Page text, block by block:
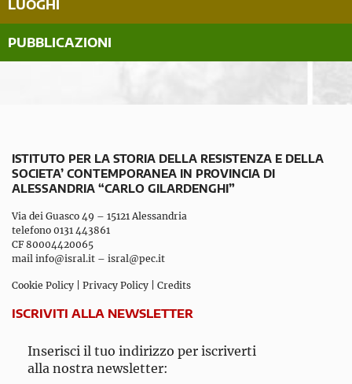
LUOGHI
PUBBLICAZIONI
ISTITUTO PER LA STORIA DELLA RESISTENZA E DELLA
SOCIETA’ CONTEMPORANEA IN PROVINCIA DI
ALESSANDRIA “CARLO GILARDENGHI”
Via dei Guasco 49 – 15121 Alessandria
telefono 0131 443861
CF 80004420065
mail info@isral.it – isral@pec.it
Cookie Policy Privacy Policy Credits
ISCRIVITI ALLA NEWSLETTER
Inserisci il tuo indirizzo per iscriverti
alla nostra newsletter: